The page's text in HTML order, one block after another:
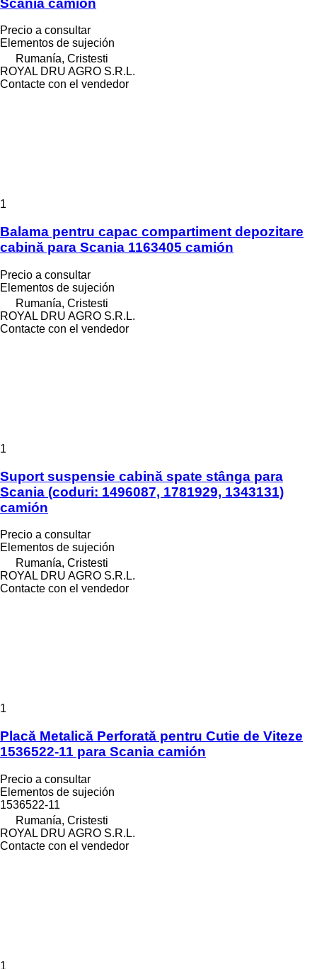
Scania camión
Precio a consultar
Elementos de sujeción
Rumanía, Cristesti
ROYAL DRU AGRO S.R.L.
Contacte con el vendedor
1
Balama pentru capac compartiment depozitare
cabină para Scania 1163405 camión
Precio a consultar
Elementos de sujeción
Rumanía, Cristesti
ROYAL DRU AGRO S.R.L.
Contacte con el vendedor
1
Suport suspensie cabină spate stânga para
Scania (coduri: 1496087, 1781929, 1343131)
camión
Precio a consultar
Elementos de sujeción
Rumanía, Cristesti
ROYAL DRU AGRO S.R.L.
Contacte con el vendedor
1
Placă Metalică Perforată pentru Cutie de Viteze
1536522-11 para Scania camión
Precio a consultar
Elementos de sujeción
1536522-11
Rumanía, Cristesti
ROYAL DRU AGRO S.R.L.
Contacte con el vendedor
1